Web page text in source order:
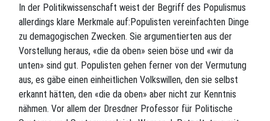
In der Politikwissenschaft weist der Begriff des Populismus
allerdings klare Merkmale auf:Populisten vereinfachten Dinge
zu demagogischen Zwecken. Sie argumentierten aus der
Vorstellung heraus, «die da oben» seien böse und «wir da
unten» sind gut. Populisten gehen ferner von der Vermutung
aus, es gäbe einen einheitlichen Volkswillen, den sie selbst
erkannt hätten, den «die da oben» aber nicht zur Kenntnis
nähmen. Vor allem der Dresdner Professor für Politische